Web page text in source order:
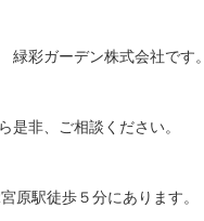
彩ガーデン株式会社です。
是非、ご相談ください。
原駅徒歩５分にあります。